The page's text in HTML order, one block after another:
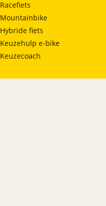
Racefiets
Mountainbike
Hybride fiets
Keuzehulp e-bike
Keuzecoach